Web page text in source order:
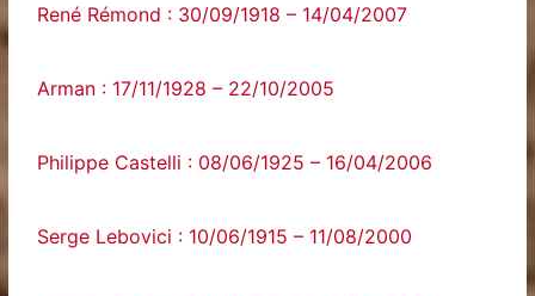
René Rémond : 30/09/1918 – 14/04/2007
Arman : 17/11/1928 – 22/10/2005
Philippe Castelli : 08/06/1925 – 16/04/2006
Serge Lebovici : 10/06/1915 – 11/08/2000